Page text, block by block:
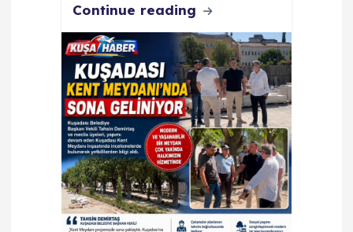
Continue reading